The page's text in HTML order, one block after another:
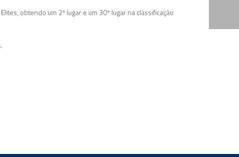
obtendo um 2º lugar e um 30º lugar na classificação